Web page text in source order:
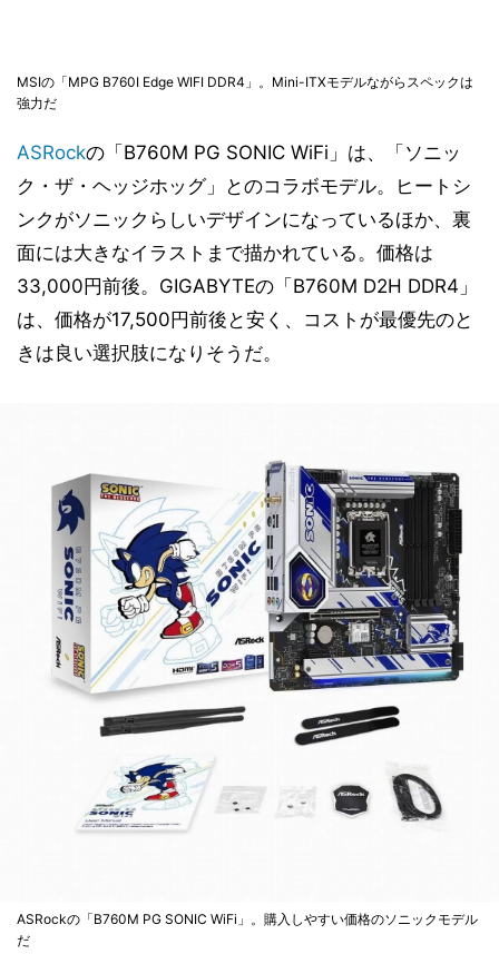
MSIの「MPG B760I Edge WIFI DDR4」。Mini-ITXモデルながらスペックは
強力だ
ASRockの「B760M PG SONIC WiFi」は、「ソニッ
ク・ザ・ヘッジホッグ」とのコラボモデル。ヒートシ
ンクがソニックらしいデザインになっているほか、裏
面には大きなイラストまで描かれている。価格は
33,000円前後。GIGABYTEの「B760M D2H DDR4」
は、価格が17,500円前後と安く、コストが最優先のと
きは良い選択肢になりそうだ。
ASRockの「B760M PG SONIC WiFi」。購入しやすい価格のソニックモデル
だ